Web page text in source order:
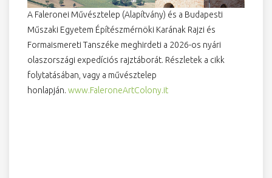
A Faleronei Művésztelep (Alapítvány) és a Budapesti
Műszaki Egyetem Építészmérnöki Karának Rajzi és
Formaismereti Tanszéke meghirdeti a 2026-os nyári
olaszországi expedíciós rajztáborát. Részletek a cikk
folytatásában, vagy a művésztelep
honlapján. www.FaleroneArtColony.it